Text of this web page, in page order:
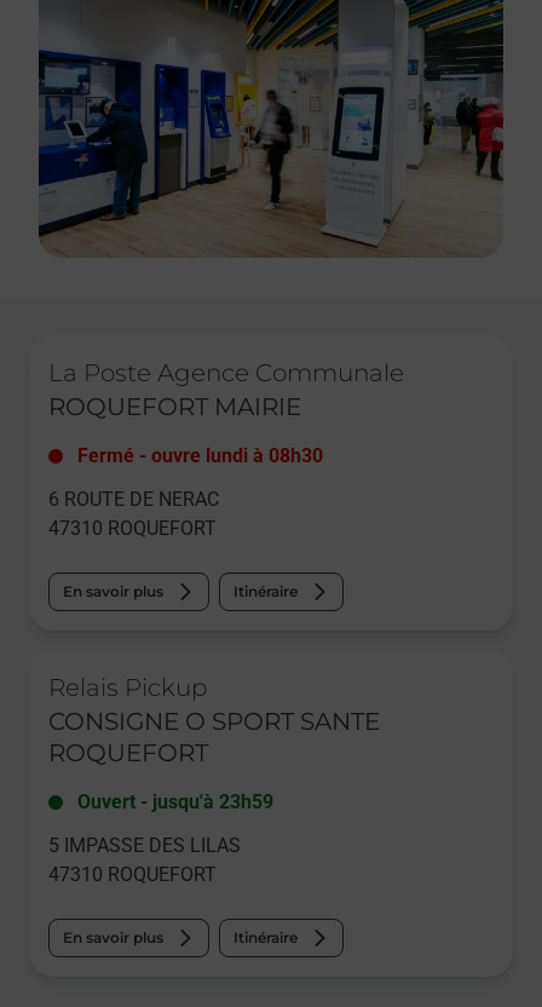
La Poste Agence Communale
ROQUEFORT MAIRIE
Fermé - ouvre lundi à 08h30
6 ROUTE DE NERAC
47310 ROQUEFORT
En savoir plus Itinéraire
Relais Pickup
CONSIGNE O SPORT SANTE
ROQUEFORT
Ouvert - jusqu'à 23h59
5 IMPASSE DES LILAS
47310 ROQUEFORT
En savoir plus Itinéraire